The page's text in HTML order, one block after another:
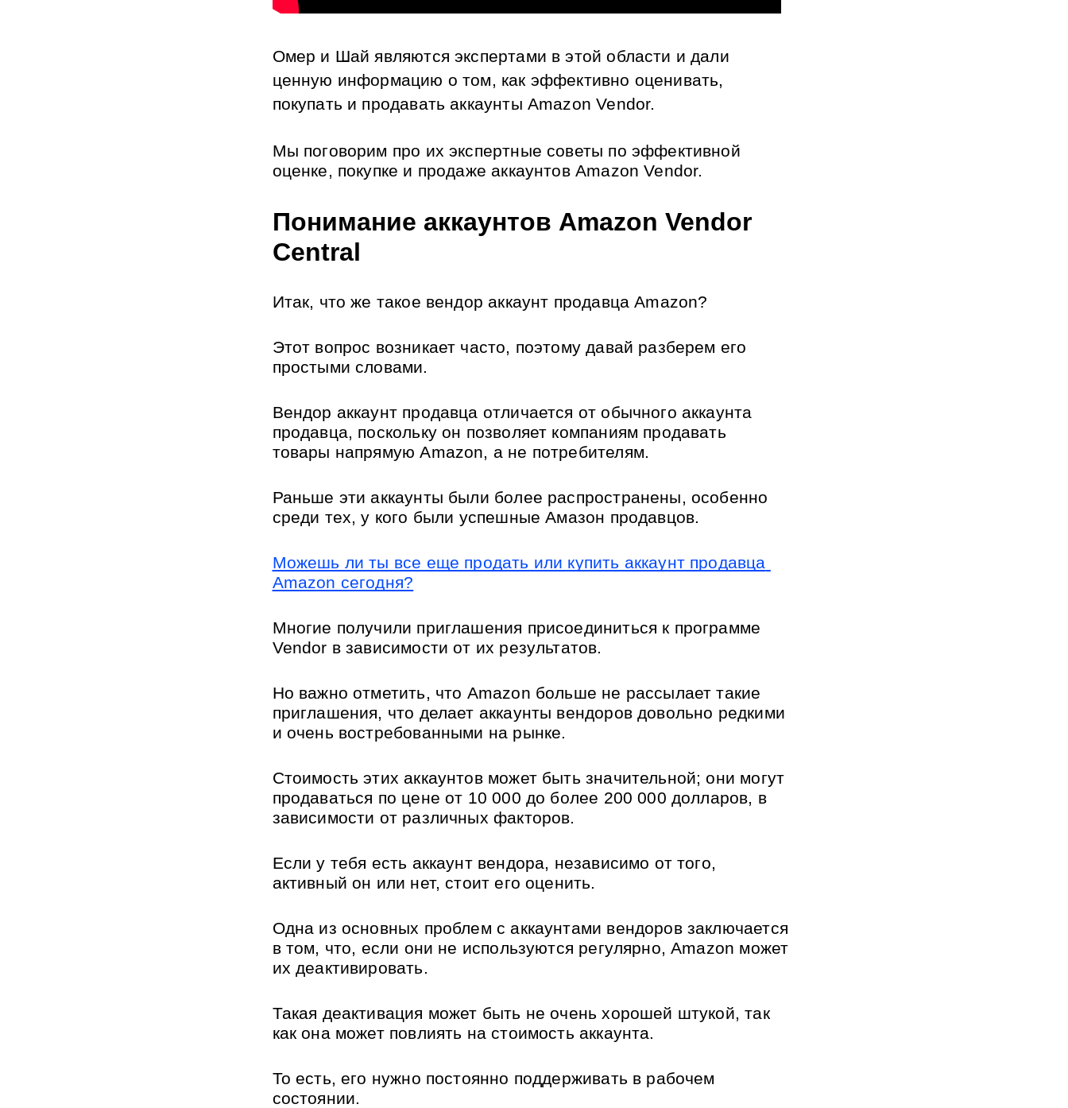
Омер и Шай являются экспертами в этой области и дали
ценную информацию о том, как эффективно оценивать,
покупать и продавать аккаунты Amazon Vendor.
Мы поговорим про их экспертные советы по эффективной
оценке, покупке и продаже аккаунтов Amazon Vendor.
Понимание аккаунтов Amazon Vendor
Central
Итак, что же такое вендор аккаунт продавца Amazon?
Этот вопрос возникает часто, поэтому давай разберем его
простыми словами.
Вендор аккаунт продавца отличается от обычного аккаунта
продавца, поскольку он позволяет компаниям продавать
товары напрямую Amazon, а не потребителям.
Раньше эти аккаунты были более распространены, особенно
среди тех, у кого были успешные Амазон продавцов.
Можешь ли ты все еще продать или купить аккаунт продавца
Amazon сегодня?
Многие получили приглашения присоединиться к программе
Vendor в зависимости от их результатов.
Но важно отметить, что Amazon больше не рассылает такие
приглашения, что делает аккаунты вендоров довольно редкими
и очень востребованными на рынке.
Стоимость этих аккаунтов может быть значительной; они могут
продаваться по цене от 10 000 до более 200 000 долларов, в
зависимости от различных факторов.
Если у тебя есть аккаунт вендора, независимо от того,
активный он или нет, стоит его оценить.
Одна из основных проблем с аккаунтами вендоров заключается
в том, что, если они не используются регулярно, Amazon может
их деактивировать.
Такая деактивация может быть не очень хорошей штукой, так
как она может повлиять на стоимость аккаунта.
То есть, его нужно постоянно поддерживать в рабочем
состоянии.